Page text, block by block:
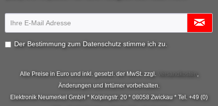
Der Bestimmung zum Datenschutz stimme ich zu.
Alle Preise in Euro und inkl. gesetzl. der MwSt. zzgl. Versandkosten
,
Änderungen und Irrtümer vorbehalten.
Elektronik Neumerkel GmbH * Kolpingstr. 20 * 08058 Zwickau * Tel. +49 (0)